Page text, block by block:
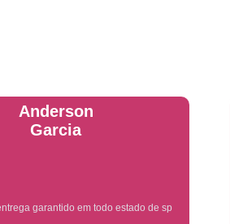
Placa Moto
Placa Moto Mercosul
para Moto Mercosul
Fabrica de
Placa Automotiva Personalizada
Yuri Martins
Ótimo atendimento